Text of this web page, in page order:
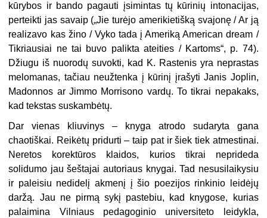
kūrybos ir bando pagauti įsimintas tų kūrinių intonacijas,
perteikti jas savaip („Jie turėjo amerikietišką svajonę / Ar ją
realizavo kas žino / Vyko tada į Ame­riką American dream /
Tikriausiai ne tai buvo palikta ateities / Kartoms“, p. 74).
Džiugu iš nuorodų suvokti, kad K. Rastenis yra neprastas
melomanas, tačiau neužtenka į kūrinį įrašyti Janis Joplin,
Madonnos ar Jimmo Morrisono vardų. To tikrai nepakaks,
kad tekstas suskambėtų.
Dar vienas kliuvinys – knyga atro­do sudaryta gana
chaotiškai. Reikėtų pridurti – taip pat ir šiek tiek atmesti­nai.
Neretos korektūros klaidos, ku­rios tikrai neprideda
solidumo jau šeš­tajai autoriaus knygai. Tad nesusilaikysiu
ir paleisiu nedidelį akmenį į šio poezijos rinkinio leidėjų
daržą. Jau ne pirmą sykį pastebiu, kad knygose, kurias
palaimina Vilniaus pedago­ginio universiteto leidykla,